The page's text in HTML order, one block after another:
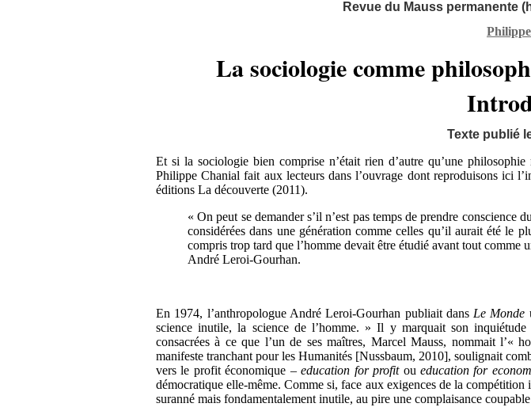
Revue du Mauss permanente
La sociologie comme
Texte publié
Et si la sociologie bien comprise n’était rien d’autre qu’une
Philippe Chanial fait aux lecteurs dans l’ouvrage dont reproduisons ici
éditions La découverte (2011).
« On peut se demander s’il n’est pas temps de prendre conscience
considérées dans une génération comme celles qu’il aurait été le
compris trop tard que l’homme devait être étudié avant tout
André Leroi-Gourhan.
En 1974, l’anthropologue André Leroi-Gourhan publiait dans Le Monde
science inutile, la science de l’homme. » Il y marquait son
consacrées à ce que l’un de ses maîtres, Marcel Mauss, nommait l’«
manifeste tranchant pour les Humanités [Nussbaum, 2010], soulignait
vers le profit économique –education for profit ou education for
démocratique elle-même. Comme si, face aux exigences de la
suranné mais fondamentalement inutile, au pire une complaisance